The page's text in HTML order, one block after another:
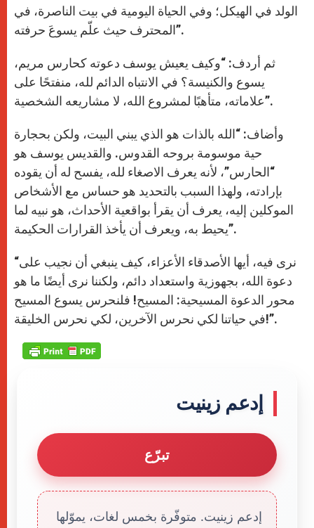
الولد في الهيكل؛ وفي الحياة اليومية في بيت الناصرة، في
المحترف حيث علّم يسوعَ حرفته”.
ثم أردف: “وكيف يعيش يوسف دعوته كحارس مريم،
يسوع والكنيسة؟ في الانتباه الدائم لله، منفتحًا على
علاماته، متأهبًا لمشروع الله، لا مشاريعه الشخصية”.
وأضاف: “الله بالذات هو الذي يبني البيت، ولكن بحجارة
حية موسومة بروحه القدوس. والقديس يوسف هو
“الحارس”، لأنه يعرف الاصغاء لله، يفسح له أن يقوده
بإرادته، ولهذا السبب بالتحديد هو حساس مع الأشخاص
الموكلين إليه، يعرف أن يقرأ بواقعية الأحداث، هو نبيه لما
يحيط به، ويعرف أن يأخذ القرارات الحكيمة”.
“نرى فيه، أيها الأصدقاء الأعزاء، كيف ينبغي أن نجيب على
دعوة الله، بجهوزية واستعداد دائم، ولكننا نرى أيضًا ما هو
محور الدعوة المسيحية: المسيح! فلنحرس يسوع المسيح
في حياتنا لكي نحرس الآخرين، لكي نحرس الخليقة!”.
إدعم زينيت
تبرّع
إدعم زينيت. متوفّرة بخمس لغات، يموّلها